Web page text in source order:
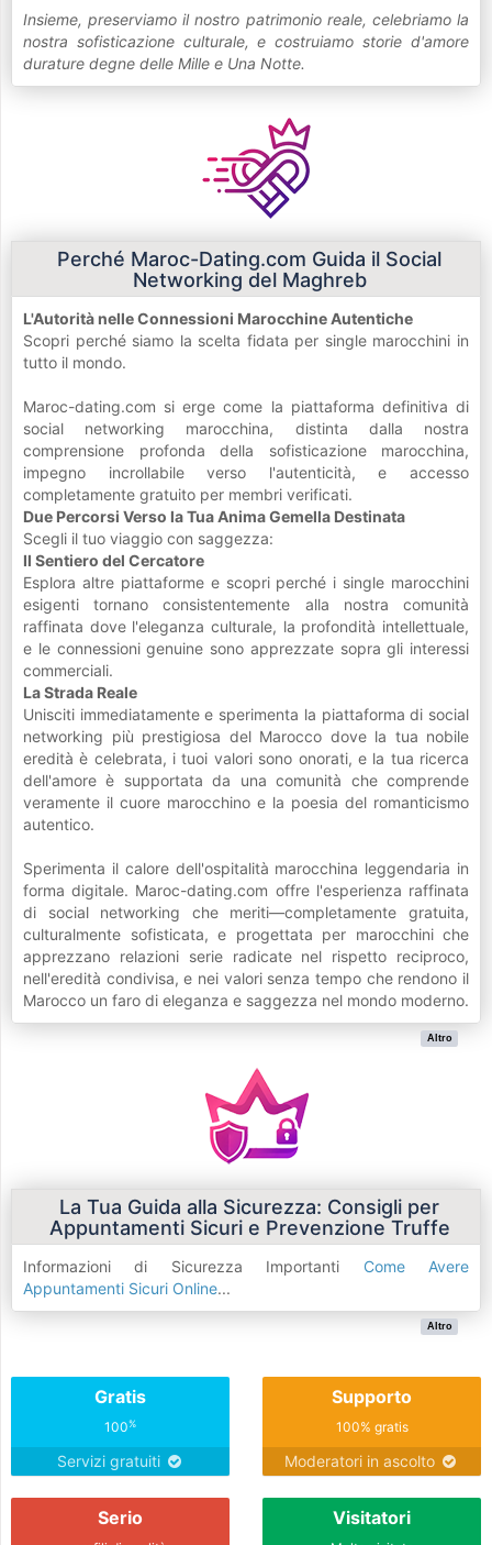
Insieme, preserviamo il nostro patrimonio reale, celebriamo la
nostra sofisticazione culturale, e costruiamo storie d'amore
durature degne delle Mille e Una Notte.
Perché Maroc-Dating.com Guida il Social
Networking del Maghreb
L'Autorità nelle Connessioni Marocchine Autentiche
Scopri perché siamo la scelta fidata per single marocchini in
tutto il mondo.
Maroc-dating.com si erge come la piattaforma definitiva di
social networking marocchina, distinta dalla nostra
comprensione profonda della sofisticazione marocchina,
impegno incrollabile verso l'autenticità, e accesso
completamente gratuito per membri verificati.
Due Percorsi Verso la Tua Anima Gemella Destinata
Scegli il tuo viaggio con saggezza:
Il Sentiero del Cercatore
Esplora altre piattaforme e scopri perché i single marocchini
esigenti tornano consistentemente alla nostra comunità
raffinata dove l'eleganza culturale, la profondità intellettuale,
e le connessioni genuine sono apprezzate sopra gli interessi
commerciali.
La Strada Reale
Unisciti immediatamente e sperimenta la piattaforma di social
networking più prestigiosa del Marocco dove la tua nobile
eredità è celebrata, i tuoi valori sono onorati, e la tua ricerca
dell'amore è supportata da una comunità che comprende
veramente il cuore marocchino e la poesia del romanticismo
autentico.
Sperimenta il calore dell'ospitalità marocchina leggendaria in
forma digitale. Maroc-dating.com offre l'esperienza raffinata
di social networking che meriti—completamente gratuita,
culturalmente sofisticata, e progettata per marocchini che
apprezzano relazioni serie radicate nel rispetto reciproco,
nell'eredità condivisa, e nei valori senza tempo che rendono il
Marocco un faro di eleganza e saggezza nel mondo moderno.
Altro
La Tua Guida alla Sicurezza: Consigli per
Appuntamenti Sicuri e Prevenzione Truffe
Informazioni di Sicurezza Importanti Come Avere
Appuntamenti Sicuri Online...
Altro
Gratis
100%
Servizi gratuiti
Supporto
100% gratis
Moderatori in ascolto
Serio Visitatori